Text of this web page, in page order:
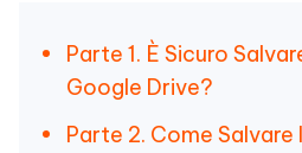
Parte 1. È Sicuro
Google Drive?
Parte 2. Come